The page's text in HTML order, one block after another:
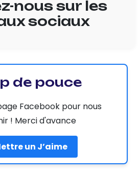
nous sur les
sociaux
de pouce
Facebook pour nous
! Merci d'avance
un J’aime